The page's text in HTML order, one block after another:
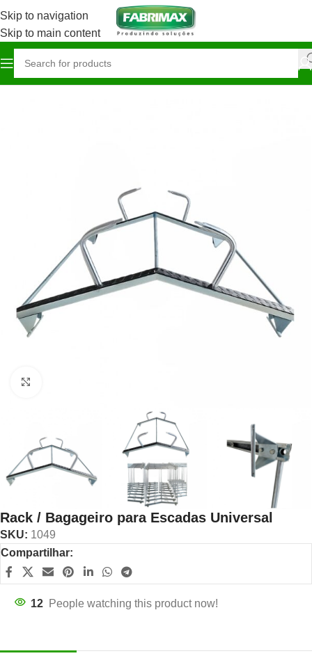
Skip to navigation
Skip to main content
Início Construção / Ferragista
Rack / Bagageiro para Escadas Universal
SKU: 1049
Compartilhar:
12 People watching this product now!